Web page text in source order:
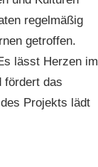
regelmäßig
getroffen.
lässt Herzen im
fördert das
Projekts lädt